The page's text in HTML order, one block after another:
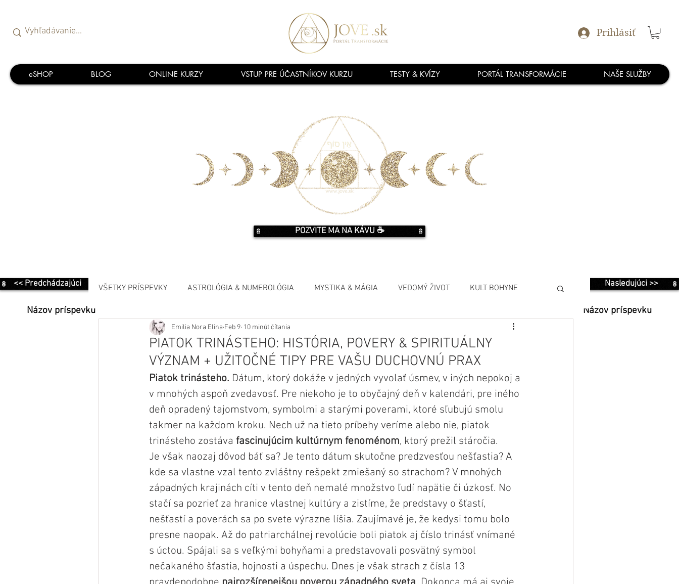
Prihlásiť
eSHOP BLOG ONLINE KURZY VSTUP PRE ÚČASTNÍKOV KURZU TESTY & KVÍZY PORTÁL TRANSFORMÁCIE NAŠE SLUŽBY
POZVITE MA NA KÁVU ☕️
<< Predchádzajúci
Názov príspevku
Nasledujúci >>
Názov príspevku
VŠETKY PRÍSPEVKY ASTROLÓGIA & NUMEROLÓGIA MYSTIKA & MÁGIA VEDOMÝ ŽIVOT KULT BOHYNE
MANIFESTÁCIA
PIATOK TRINÁSTEHO: HISTÓRIA, POVERY & SPIRITUÁLNY
VÝZNAM + UŽITOČNÉ TIPY PRE VAŠU DUCHOVNÚ PRAX
Emilia Nora Elina Feb 9 10 minút čítania
Piatok trinásteho. Dátum, ktorý dokáže v jedných vyvolať úsmev, v iných nepokoj a
v mnohých aspoň zvedavosť. Pre niekoho je to obyčajný deň v kalendári, pre iného
deň opradený tajomstvom, symbolmi a starými poverami, ktoré sľubujú smolu
takmer na každom kroku. Nech už na tieto príbehy veríme alebo nie, piatok
trinásteho zostáva fascinujúcim kultúrnym fenoménom, ktorý prežil stáročia.
Je však naozaj dôvod báť sa? Je tento dátum skutočne predzvesťou nešťastia? A
kde sa vlastne vzal tento zvláštny rešpekt zmiešaný so strachom? V mnohých
západných krajinách cíti v tento deň nemalé množstvo ľudí napätie či úzkosť. No
stačí sa pozrieť za hranice vlastnej kultúry a zistíme, že predstavy o šťastí,
nešťastí a poverách sa po svete výrazne líšia. Zaujímavé je, že kedysi tomu bolo
presne naopak. Až do patriarchálnej revolúcie boli piatok aj číslo trinásť vnímané
s úctou. Spájali sa s veľkými bohyňami a predstavovali posvätný symbol
nečakaného šťastia, hojnosti a úspechu. Dnes je však strach z čísla 13